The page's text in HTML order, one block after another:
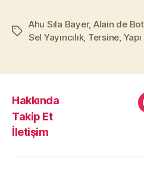
Etiketler
Ahu Sıla Bayer, Alain de
Sel Yayıncılık, Tersine,
Hakkında
Takip Et
İletişim